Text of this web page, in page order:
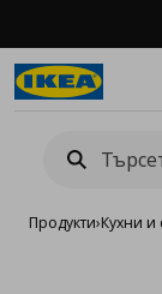
Продукти›Кухни и